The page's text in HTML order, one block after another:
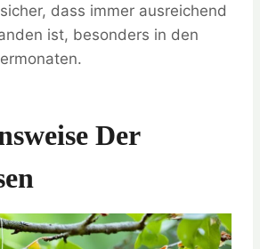
dass immer ausreichend
ist, besonders in den
Der